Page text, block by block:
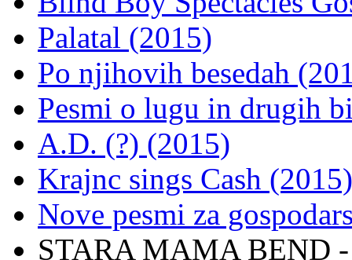
Palatal (2015)
Po njihovih besedah
Pesmi o lugu in drugih
A.D. (?) (2015)
Krajnc sings Cash (2015)
Nove pesmi za
STARA MAMA BEND